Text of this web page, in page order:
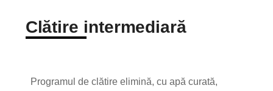
Clătire intermediară
Programul de clătire elimină, cu apă curată,